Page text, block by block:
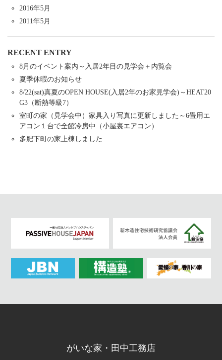
2016年5月
2011年5月
RECENT ENTRY
8月のイベント案内～入居2年目の見学会＋内覧会
夏季休暇のお知らせ
8/22(sat)真夏のOPEN HOUSE(入居2年のお家見学会)～HEAT20
G3（断熱等級7）
室町の家（見学会中）家具入り写真に更新しました～6畳用エ
アコン１台で全館冷房中（小屋裏エアコン）
多肥下町の家上棟しました
がいな家・田中工務店